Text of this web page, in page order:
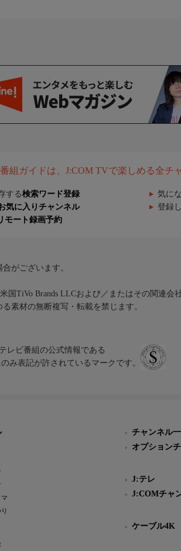
組ガイドは、J:COM TVで楽しめる全チ
する検索ワード登録 気に
気に入りチャンネル 登録
モート録画予約
がございます。
国TiVo Brands LLCおよび／またはその関連会
素材の無断複写・転載を禁じます。
レビ番組の公式情報である
み表記が許されているマークです。
チャンネル
オプション
J:テレ
J:COMチャ
ケーブル4K